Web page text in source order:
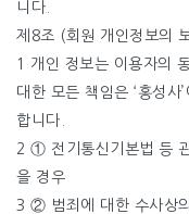
니다.
제8조 (회원 개인정보의
1 개인 정보는 이용자의
대한 모든 책임은 ‘홍성
합니다.
2 ① 전기통신기본법 등
을 경우
3 ② 범죄에 대한 수사상